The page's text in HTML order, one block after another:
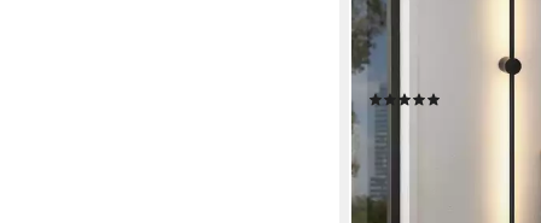
Schlafzimmer
Arbeitszimmer, 1
-57%
lieferbar - in 2-3